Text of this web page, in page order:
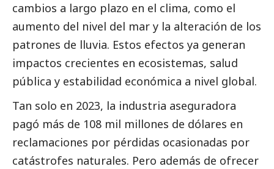
cambios a largo plazo en el clima, como el
aumento del nivel del mar y la alteración de los
patrones de lluvia. Estos efectos ya generan
impactos crecientes en ecosistemas, salud
pública y estabilidad económica a nivel global.
Tan solo en 2023, la industria aseguradora
pagó más de 108 mil millones de dólares en
reclamaciones por pérdidas ocasionadas por
catástrofes naturales. Pero además de ofrecer